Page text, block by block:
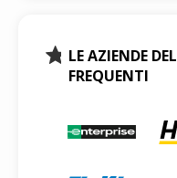
LE AZIENDE
FREQUENTI